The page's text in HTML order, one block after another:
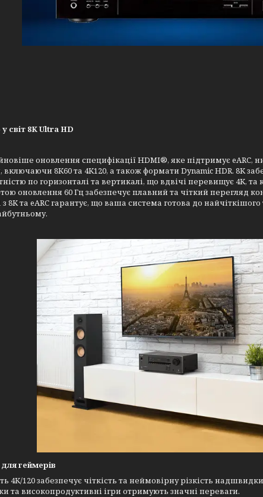
світ 8K Ultra HD
оновлення специфікації HDMI®, яке підтримує eARC,
включаючи 8K60 та 4K120, а також формати Dynamic HDR. 8K
по горизонталі та вертикалі, що вдвічі перевищує 4K, та
оновлення 60 Гц забезпечує плавний та чіткий перегляд
8K та eARC гарантує, що ваша система готова до
геймерів
4K/120 забезпечує чіткість та неймовірну різкість
та високопродуктивні ігри отримують значні переваги.